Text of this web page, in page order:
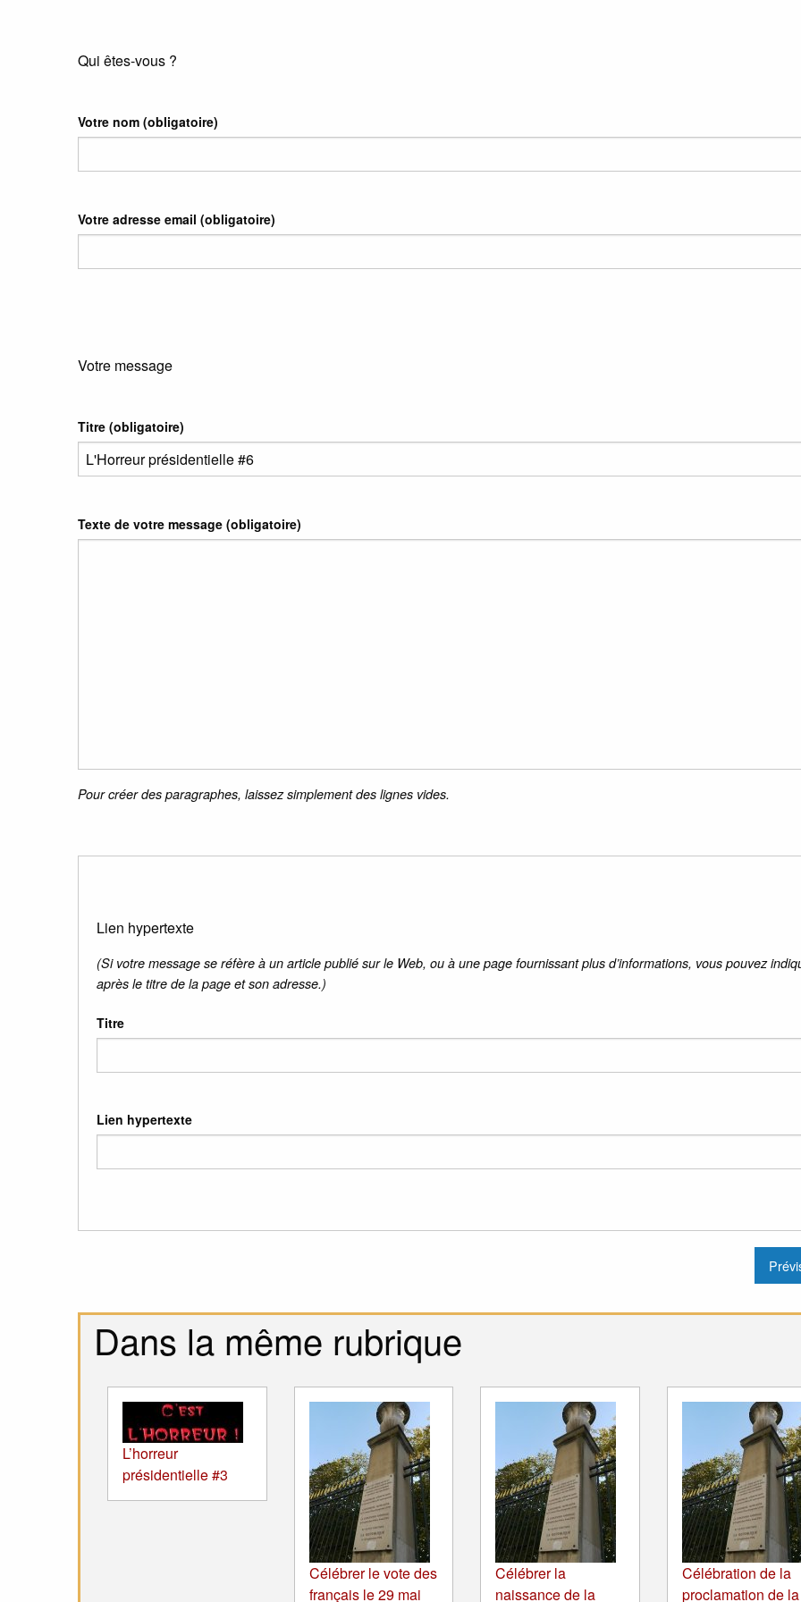
Qui êtes-vous ?
Votre nom (obligatoire)
Votre adresse email (obligatoire)
Votre message
Titre (obligatoire)
Texte de votre message (obligatoire)
Pour créer des paragraphes, laissez simplement des lignes vides.
Lien hypertexte
(Si votre message se réfère à un article publié sur le Web, ou à une page fournissant plus d’informations, vous pouvez
après le titre de la page et son adresse.)
Titre
Lien hypertexte
Dans la même rubrique
L’horreur
présidentielle #3
Célébrer le vote des
français le 29 mai
Célébrer la
naissance de la
Célébration de la
proclamation de la